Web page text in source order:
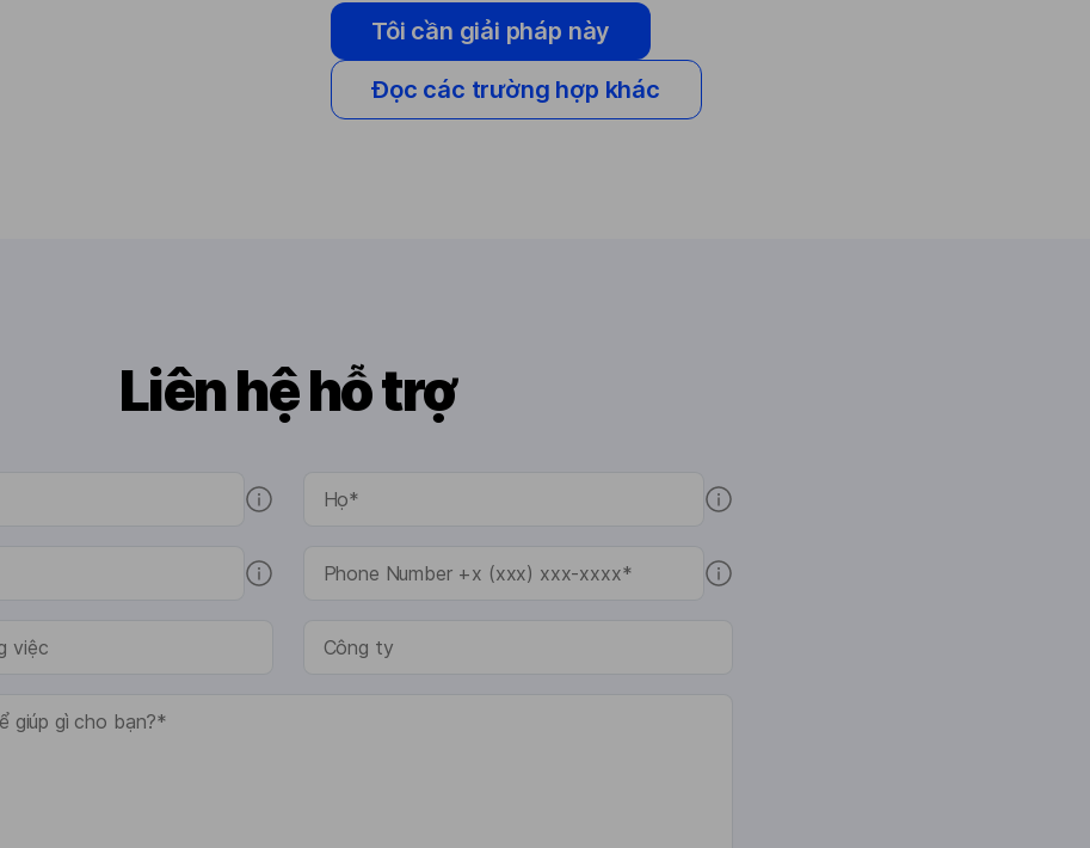
Tôi cần giải pháp này
Đọc các trường hợp khác
Liên hệ hỗ trợ